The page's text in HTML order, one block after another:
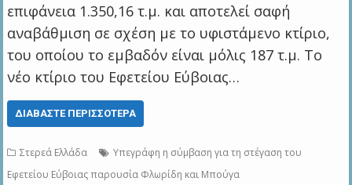
επιφάνεια 1.350,16 τ.μ. και αποτελεί σαφή
αναβάθμιση σε σχέση με το υφιστάμενο κτίριο,
του οποίου το εμβαδόν είναι μόλις 187 τ.μ. Το
νέο κτίριο του Εφετείου Εύβοιας…
ΔΙΑΒΆΣΤΕ ΠΕΡΙΣΣΌΤΕΡΑ
Στερεά Ελλάδα
Υπεγράφη η σύμβαση για τη στέγαση του
Εφετείου Εύβοιας παρουσία Φλωρίδη και Μπούγα